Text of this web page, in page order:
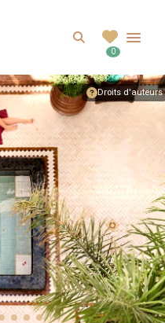
Search
0
Droits d'auteurs